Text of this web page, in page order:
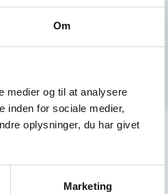
Om
medier og til at analysere
inden for sociale medier,
oplysninger, du har givet
Marketing